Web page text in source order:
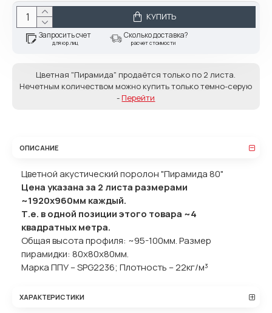
КУПИТЬ
Запросить счет
для юр.лиц
Сколько доставка?
расчет стоимости
Цветная "Пирамида" продаётся только по 2 листа.
Нечетным количеством можно купить только темно-серую
- Перейти
ОПИСАНИЕ
Цветной акустический поролон "Пирамида 80"
Цена указана за 2 листа размерами
~1920х960мм каждый.
Т.е. в одной позиции этого товара ~4
квадратных метра.
Общая высота профиля: ~95-100мм. Размер
пирамидки: 80x80x80мм.
Марка ППУ – SPG2236; Плотность – 22кг/м³
ХАРАКТЕРИСТИКИ